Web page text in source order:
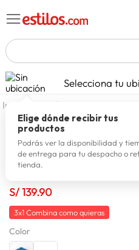
TÉRMINOS MÁS BUSCADOS
1. zapatillas mujer
2. celulares
3. zapatillas hombre
4. zapatillas
7. spiderman
8. laptop
Selecciona tu
Elige dónde recibir tus
productos
Podrás ver la disponibilidad y
de entrega para tu despacho o
tienda.
moda y accesorios
F. TWIST
Casaca Niño F. Twist
S/139.90
3x1 Combina como quieras
Color